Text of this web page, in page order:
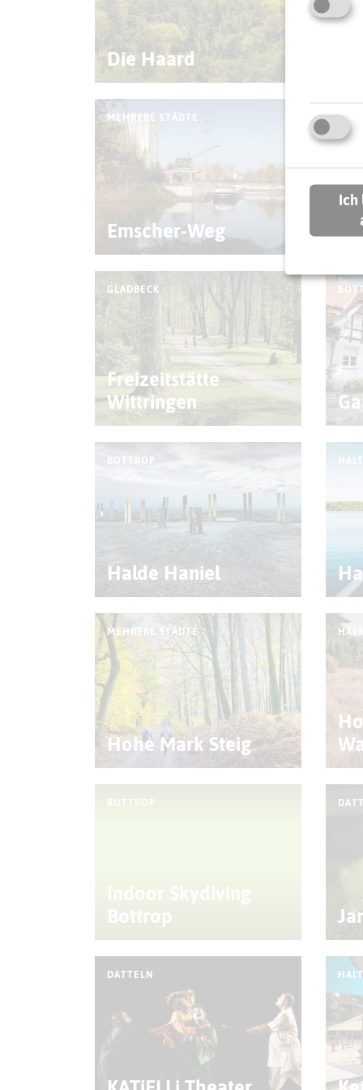
Die Haard
MEHRERE STÄDTE
Emscher-Weg
MARL
GLADBECK
Freizeitstätte
Wittringen
BOTTROP
Halde Haniel
MEHRERE STÄDTE
Hohe Mark Steig
BOTTROP
Indoor Skydiving
Bottrop
DATTELN
Ich